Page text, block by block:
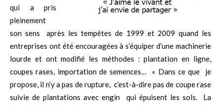
qui a pris
pleinement
son sens après les tempêtes de 1999 et 2009 quand les
entreprises ont été encouragées à s’équiper d’une machinerie
lourde et ont modifié les méthodes : plantation en ligne,
coupes rases, importation de semences… « Dans ce que je
propose, il n’y a pas de rupture, c’est-à-dire pas de coupe rase
suivie de plantations avec engin qui épuisent les sols. La